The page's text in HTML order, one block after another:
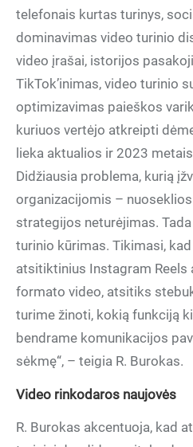
telefonais kurtas turinys,
dominavimas video turinio
video įrašai, istorijos
TikTok’inimas, video turinio
optimizavimas paieškos
kuriuos vertėjo atkreipti
lieka aktualios ir 2023
Didžiausia problema, kurią
organizacijomis –
strategijos neturėjimas.
turinio kūrimas. Tikimasi,
atsitiktinius Instagram Reels
formato video, atsitiks
turime žinoti, kokią funkciją
bendrame komunikacijos
sėkmę“, – teigia R. Burokas.
Video rinkodaros naujovės
R. Burokas akcentuoja, kad